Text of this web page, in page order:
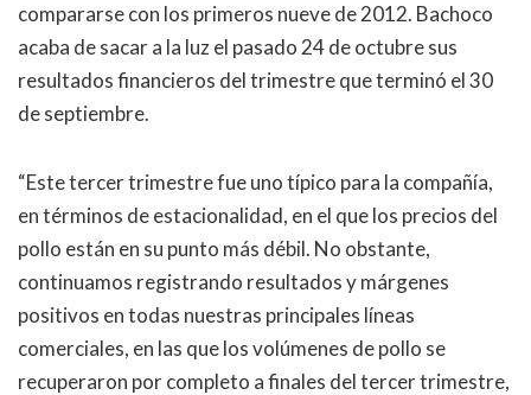
compararse con los primeros nueve de 2012. Bachoco
acaba de sacar a la luz el pasado 24 de octubre sus
resultados financieros del trimestre que terminó el 30
de septiembre.
“Este tercer trimestre fue uno típico para la compañía,
en términos de estacionalidad, en el que los precios del
pollo están en su punto más débil. No obstante,
continuamos registrando resultados y márgenes
positivos en todas nuestras principales líneas
comerciales, en las que los volúmenes de pollo se
recuperaron por completo a finales del tercer trimestre,